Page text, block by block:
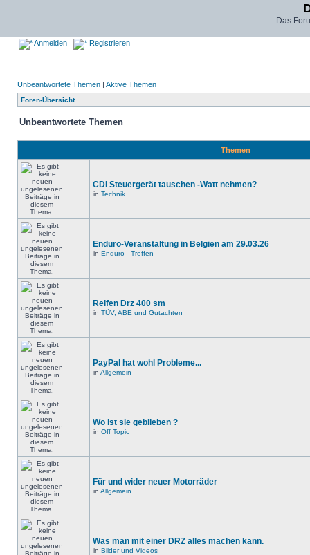
Das
Anmelden Registrieren
Unbeantwortete Themen | Aktive Themen
Foren-Übersicht
Unbeantwortete Themen
Themen
CDI Steuergerät tauschen -Watt nehmen?
in Technik
Enduro-Veranstaltung in Belgien am 29.03.26
in Enduro - Treffen
Reifen Drz 400 sm
in TÜV, ABE und Gutachten
PayPal hat wohl Probleme...
in Allgemein
Wo ist sie geblieben ?
in Off Topic
Für und wider neuer Motorräder
in Allgemein
Was man mit einer DRZ alles machen kann.
in Bilder und Videos